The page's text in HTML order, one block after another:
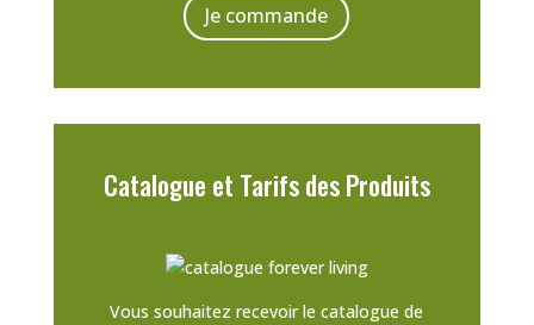
Je commande
Catalogue et Tarifs des Produits
Vous souhaitez recevoir le catalogue de